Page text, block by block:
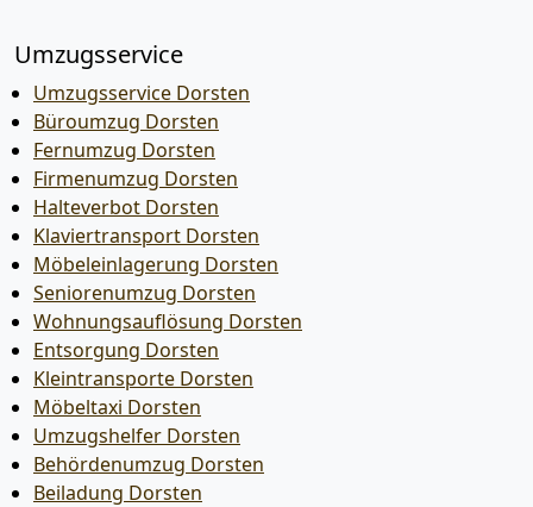
Umzugsservice
Umzugsservice Dorsten
Büroumzug Dorsten
Fernumzug Dorsten
Firmenumzug Dorsten
Halteverbot Dorsten
Klaviertransport Dorsten
Möbeleinlagerung Dorsten
Seniorenumzug Dorsten
Wohnungsauflösung Dorsten
Entsorgung Dorsten
Kleintransporte Dorsten
Möbeltaxi Dorsten
Umzugshelfer Dorsten
Behördenumzug Dorsten
Beiladung Dorsten